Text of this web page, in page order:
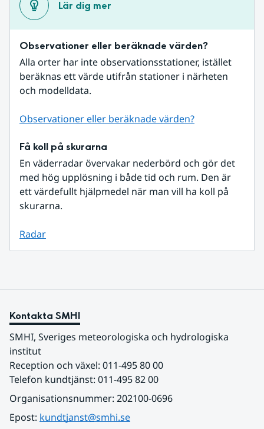
Lär dig mer
Observationer eller beräknade värden?
Alla orter har inte observationsstationer, istället
beräknas ett värde utifrån stationer i närheten
och modelldata.
Observationer eller beräknade värden?
Få koll på skurarna
En väderradar övervakar nederbörd och gör det
med hög upplösning i både tid och rum. Den är
ett värdefullt hjälpmedel när man vill ha koll på
skurarna.
Radar
Kontakta SMHI
SMHI, Sveriges meteorologiska och hydrologiska
institut
Reception och växel: 011-495 80 00
Telefon kundtjänst: 011-495 82 00
Organisationsnummer: 202100-0696
Epost: kundtjanst@smhi.se